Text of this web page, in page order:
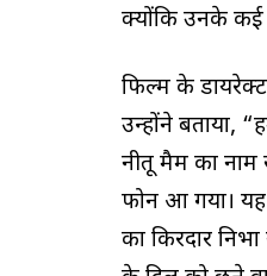
क्योंकि उनके
फिल्म के
उन्होंने बताया,
नीतू मैम का
फोन आ गया।
का किरदार